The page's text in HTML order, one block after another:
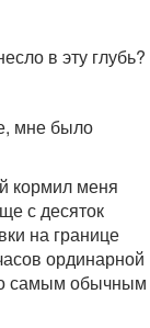
в эту глубь?
мне было
кормил меня
с десяток
на границе
ординарной
самым обычным